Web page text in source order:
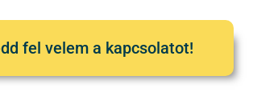
fel velem a kapcsolatot!